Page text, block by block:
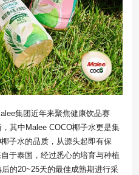
集团近年来聚焦健康饮品赛
其中Malee COCO椰子水更是集
子水的品质，从源头起即有保
于泰国，经过悉心的培育与种植
的20~25天的最佳成熟期进行采